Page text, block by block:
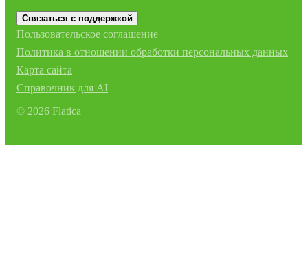
Связаться с поддержкой
Пользовательское соглашение
Политика в отношении обработки персональных данных
Карта сайта
Справочник для AI
© 2026 Flatica